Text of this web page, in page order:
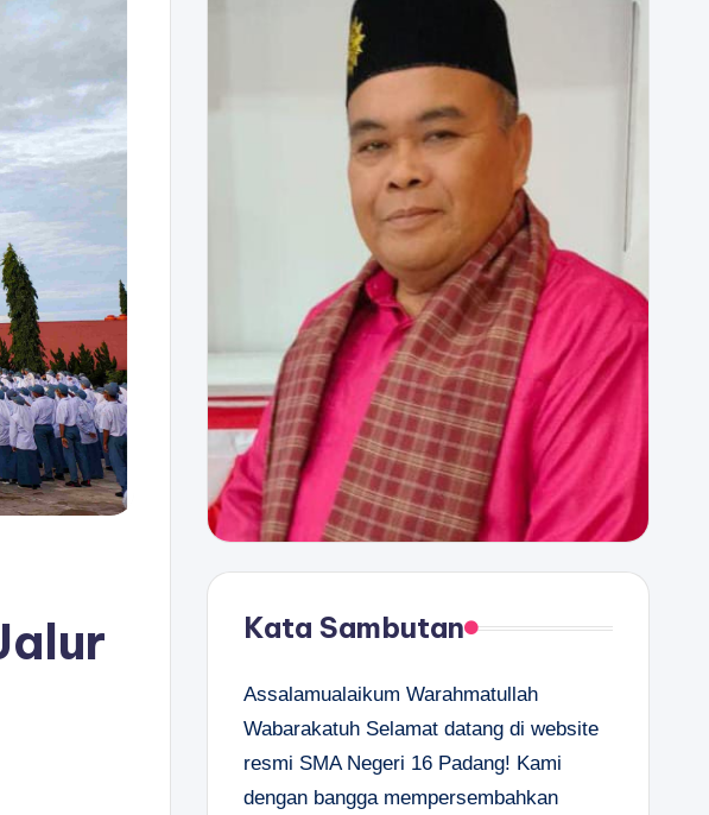
Kata Sambutan
Assalamualaikum Warahmatullah
Wabarakatuh Selamat datang di website
resmi SMA Negeri 16 Padang! Kami
dengan bangga mempersembahkan